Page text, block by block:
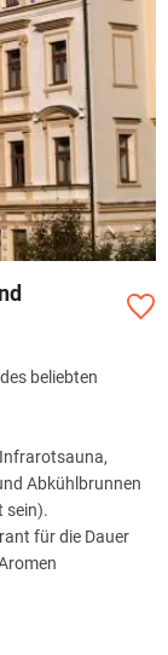
beliebten
Abkühlbrunnen
sein).
für die Dauer